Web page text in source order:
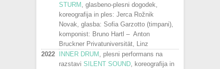
STURM
, glasbeno-plesni dogodek,
koreografija in ples: Jerca Rožnik
Novak, glasba: Sofia Garzotto (timpani),
komponist: Bruno Hartl – Anton
Bruckner Privatuniversität, Linz
2022
INNER DRUM
, plesni performans na
razstavi SILENT SOUND , koreografija in